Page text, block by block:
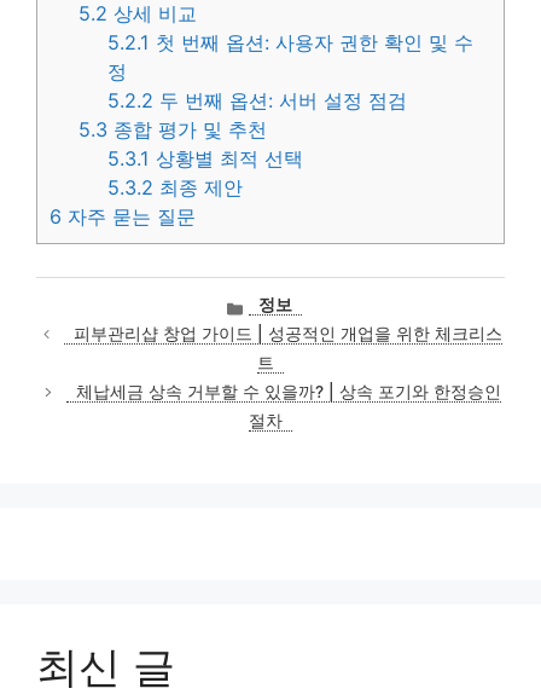
5.2 상세 비교
5.2.1 첫 번째 옵션: 사용자 권한 확인 및 수
정
5.2.2 두 번째 옵션: 서버 설정 점검
5.3 종합 평가 및 추천
5.3.1 상황별 최적 선택
5.3.2 최종 제안
6 자주 묻는 질문
카
테
고
리
정보
피부관리샵 창업 가이드 | 성공적인 개업을 위한 체크리스
트
체납세금 상속 거부할 수 있을까? | 상속 포기와 한정승인
절차
최신 글